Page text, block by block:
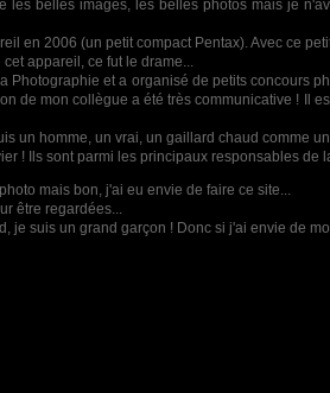
les belles images, les belles photos mais je
en 2006 (un petit compact Pentax). Avec ce
appareil, ce fut le drame...
Photographie et a organisé de petits concours
de mon collègue a été très communicative ! Il
un homme, un vrai, un gaillard chaud comme
! Ils sont parmi les principaux responsables de
mais bon, j'ai eu envie de faire ce site...
être regardées...
je suis un grand garçon ! Donc si j'ai envie de